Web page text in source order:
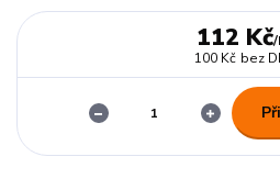
112 Kč/
100 Kč bez